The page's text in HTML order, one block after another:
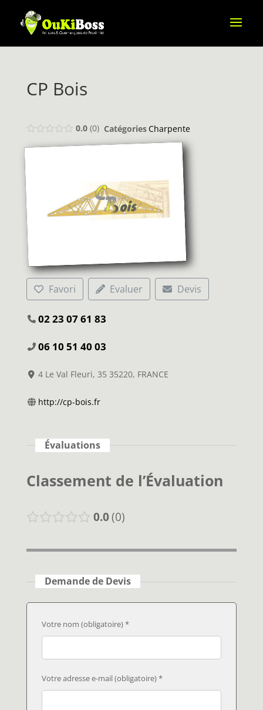
CP Bois
0.0 0 CatégoriesCharpente
Favori Evaluer Devis
02 23 07 61 83
06 10 51 40 03
4 Le Val Fleuri, 35 35220, FRANCE
http://cp-bois.fr
Évaluations
Classement de l’Évaluation
0.0 0
Demande de Devis
Votre nom (obligatoire) *
Votre adresse e-mail (obligatoire) *